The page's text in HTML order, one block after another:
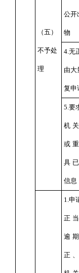
（五）
不予处
理
公开
物
4.无
由大
复申
5.要
机
或
具
信息
1.申
正
逾
正